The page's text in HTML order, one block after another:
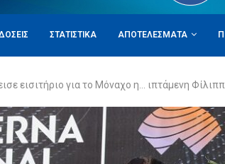
ΣΤΑΤΙΣΤΙΚΆ ΑΠΟΤΕΛΈΣΜΑΤΑ
εισιτήριο για το Μόναχο η… ιπτάμενη